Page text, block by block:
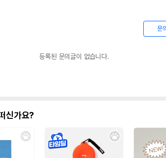
문
등록된 문의글이 없습니다.
신가요?